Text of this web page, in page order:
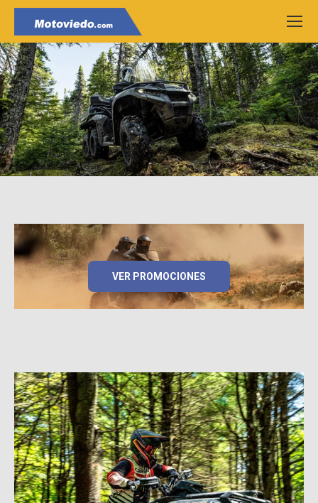
VER PROMOCIONES